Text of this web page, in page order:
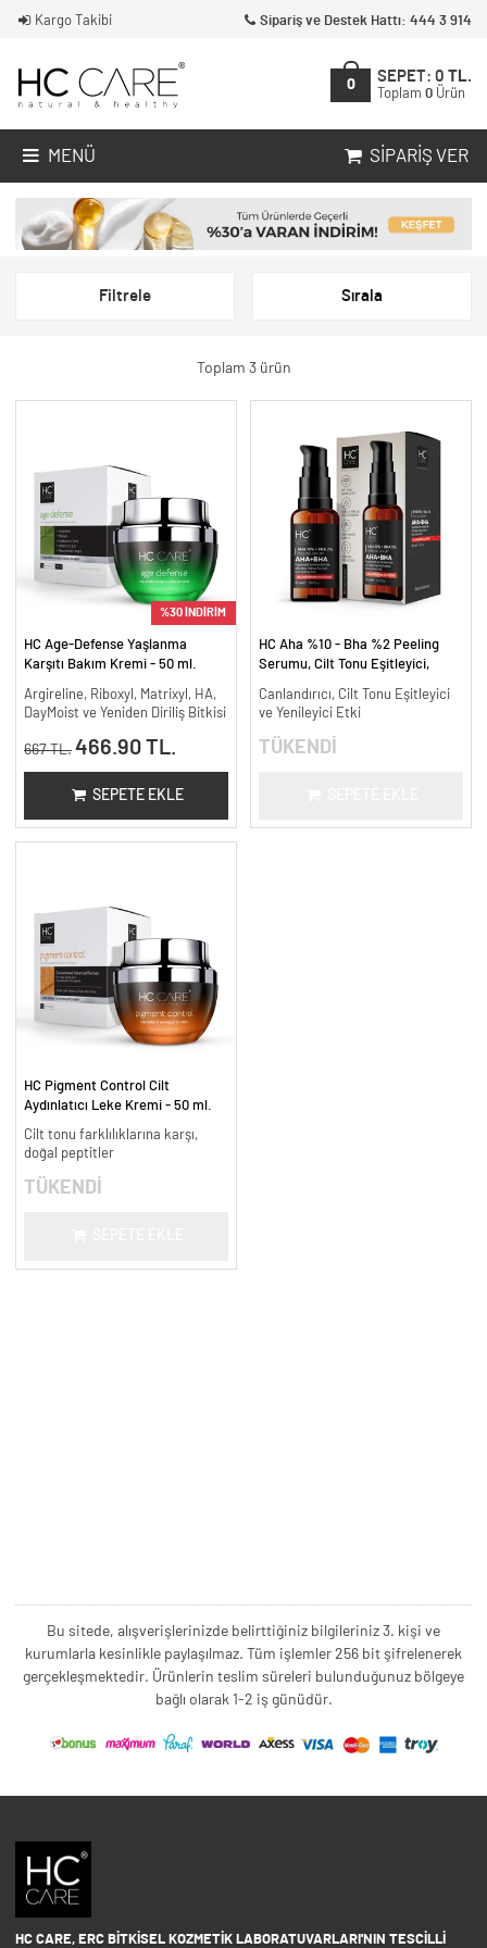
Kargo Takibi Sipariş ve Destek Hattı: 444 3 914
0
SEPET: 0 TL.
Toplam 0 Ürün
MENÜ SIPARIŞ VER
Filtrele Sırala
Toplam 3 ürün
%30 İNDİRİM
HC Age-Defense Yaşlanma
Karşıtı Bakım Kremi - 50 ml.
Argireline, Riboxyl, Matrixyl, HA,
DayMoist ve Yeniden Diriliş Bitkisi
667 TL. 466.90 TL.
SEPETE EKLE
HC Aha %10 - Bha %2 Peeling
Serumu, Cilt Tonu Eşitleyici,
Canlandırıcı, Cilt Tonu Eşitleyici
ve Yenileyici Etki
TÜKENDİ
HC Pigment Control Cilt
Aydınlatıcı Leke Kremi - 50 ml.
Cilt tonu farklılıklarına karşı,
doğal peptitler
TÜKENDİ
Bu sitede, alışverişlerinizde belirttiğiniz bilgileriniz 3. kişi ve
kurumlarla kesinlikle paylaşılmaz. Tüm işlemler 256 bit şifrelenerek
gerçekleşmektedir. Ürünlerin teslim süreleri bulunduğunuz bölgeye
bağlı olarak 1-2 iş günüdür.
HC CARE, ERC BITKISEL KOZMETIK LABORATUVARLARI'NIN TESCILLI